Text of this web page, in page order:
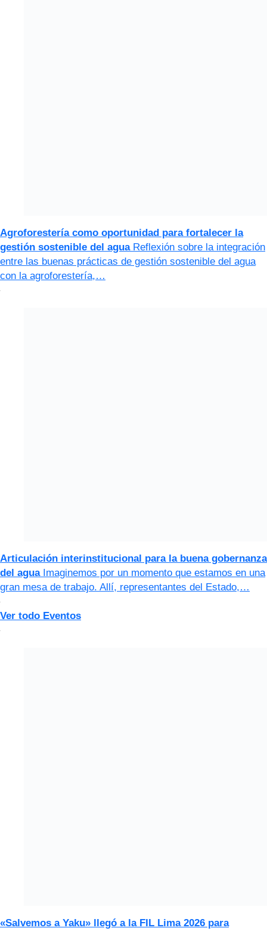
Agroforestería como oportunidad para fortalecer la
gestión sostenible del agua Reflexión sobre la integración
entre las buenas prácticas de gestión sostenible del agua
con la agroforestería,…
Articulación interinstitucional para la buena gobernanza
del agua Imaginemos por un momento que estamos en una
gran mesa de trabajo. Allí, representantes del Estado,…
Ver todo Eventos
«Salvemos a Yaku» llegó a la FIL Lima 2026 para